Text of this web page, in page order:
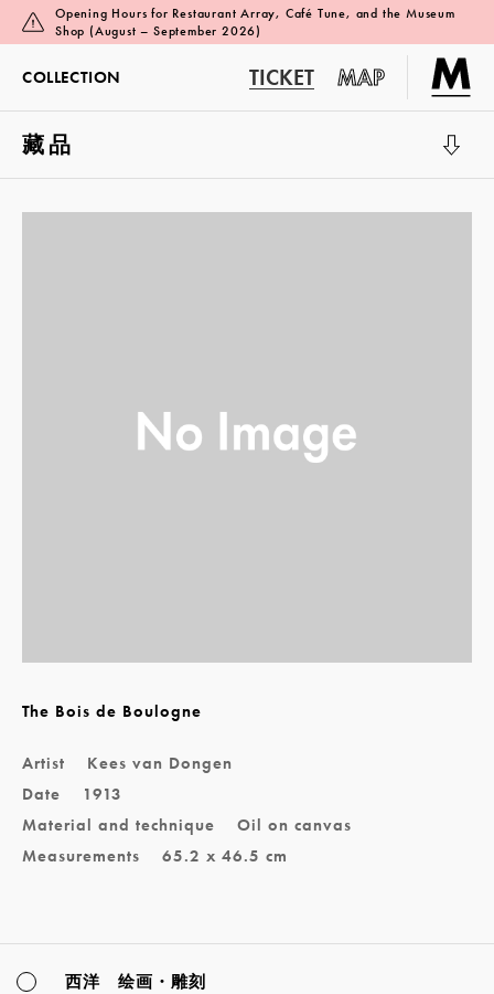
Opening Hours for Restaurant Array, Café Tune, and the Museum
Shop (August – September 2026)
COLLECTION TICKET MAP
藏品
The Bois de Boulogne
Artist
Kees van Dongen
Date
1913
Material and technique
Oil on canvas
Measurements
65.2 x 46.5 cm
西洋 绘画・雕刻